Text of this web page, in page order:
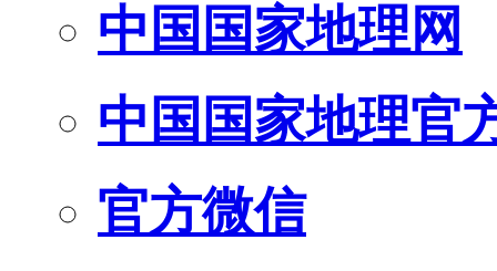
中国国家地理网
中国国家地理官
官方微信